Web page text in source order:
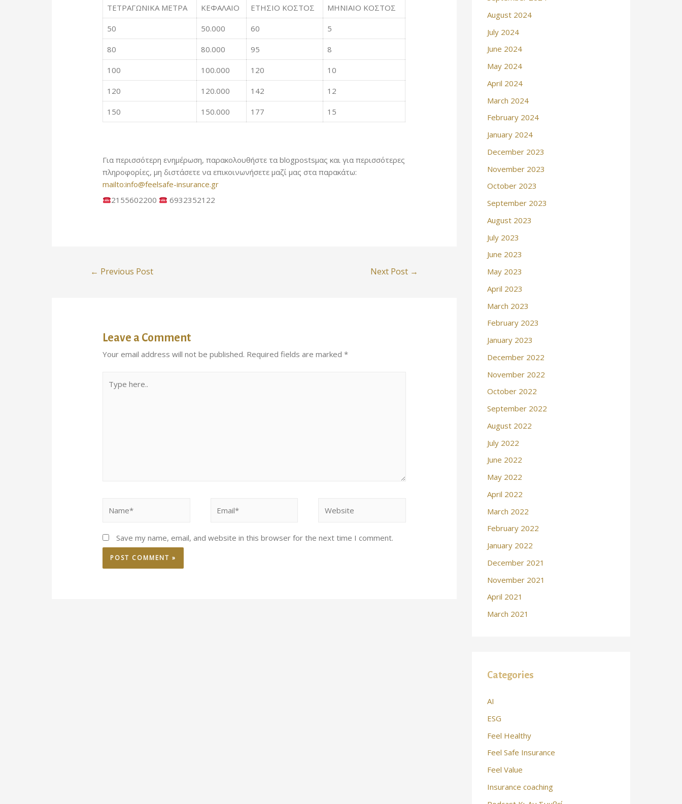
ΤΕΤΡΑΓΩΝΙΚΑ ΜΕΤΡΑ ΚΕΦΑΛΑΙΟ ΕΤΗΣΙΟ ΚΟΣΤΟΣ ΜΗΝΙΑΙΟ ΚΟΣΤΟΣ
50 50.000 60 5
80 80.000 95 8
100 100.000 120 10
120 120.000 142 12
150 150.000 177 15
Για περισσότερη ενημέρωση, παρακολουθήστε τα blogpostsμας και για περισσότερες
πληροφορίες, μη διστάσετε να επικοινωνήσετε μαζί μας στα παρακάτω:
mailto:info@feelsafe-insurance.gr
2155602200
6932352122
← Previous Post Next Post →
Leave a Comment
Your email address will not be published. Required fields are marked*
Save my name, email, and website in this browser for the next time I comment.
August 2024
July 2024
June 2024
May 2024
April 2024
March 2024
February 2024
January 2024
December 2023
November 2023
October 2023
September 2023
August 2023
July 2023
June 2023
May 2023
April 2023
March 2023
February 2023
January 2023
December 2022
November 2022
October 2022
September 2022
August 2022
July 2022
June 2022
May 2022
April 2022
March 2022
February 2022
January 2022
December 2021
November 2021
April 2021
March 2021
Categories
AI
ESG
Feel Healthy
Feel Safe Insurance
Feel Value
Insurance coaching